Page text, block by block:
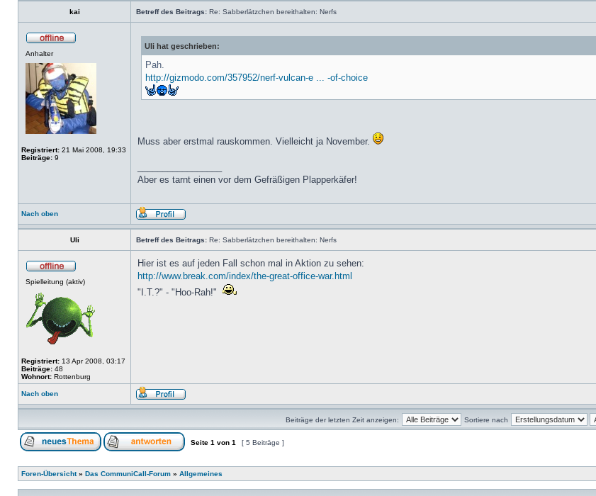
kai Betreff des Beitrags: Re: Sabberlätzchen bereithalten: Nerfs
Anhalter
Registriert: 21 Mai 2008, 19:33
Beiträge: 9
Uli hat geschrieben:
Pah.
http://gizmodo.com/357952/nerf-vulcan-e ... -of-choice
Muss aber erstmal rauskommen. Vielleicht ja November.
Aber es tarnt einen vor dem Gefräßigen Plapperkäfer!
Nach oben
Uli Betreff des Beitrags: Re: Sabberlätzchen bereithalten: Nerfs
Spielleitung (aktiv)
Registriert: 13 Apr 2008, 03:17
Beiträge: 48
Wohnort: Rottenburg
Hier ist es auf jeden Fall schon mal in Aktion zu sehen:
http://www.break.com/index/the-great-office-war.html
"I.T.?" - "Hoo-Rah!"
Nach oben
Beiträge der letzten Zeit anzeigen: Sortiere nach
Seite 1 von 1 [ 5 Beiträge ]
Foren-Übersicht» Das CommuniCall-Forum » Allgemeines